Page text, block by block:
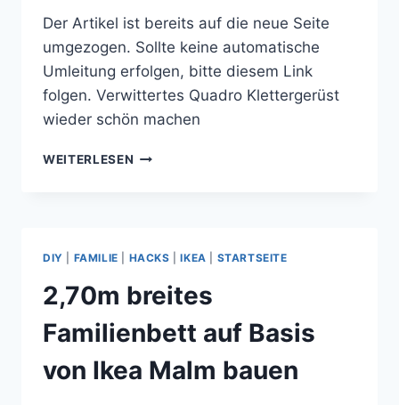
Der Artikel ist bereits auf die neue Seite
umgezogen. Sollte keine automatische
Umleitung erfolgen, bitte diesem Link
folgen. Verwittertes Quadro Klettergerüst
wieder schön machen
WEITERLESEN VERWITTERTES
MACHEN
DIY FAMILIE HACKS |IKEA STARTSEITE
2,70m breites
Familienbett auf Basis
von Ikea Malm bauen